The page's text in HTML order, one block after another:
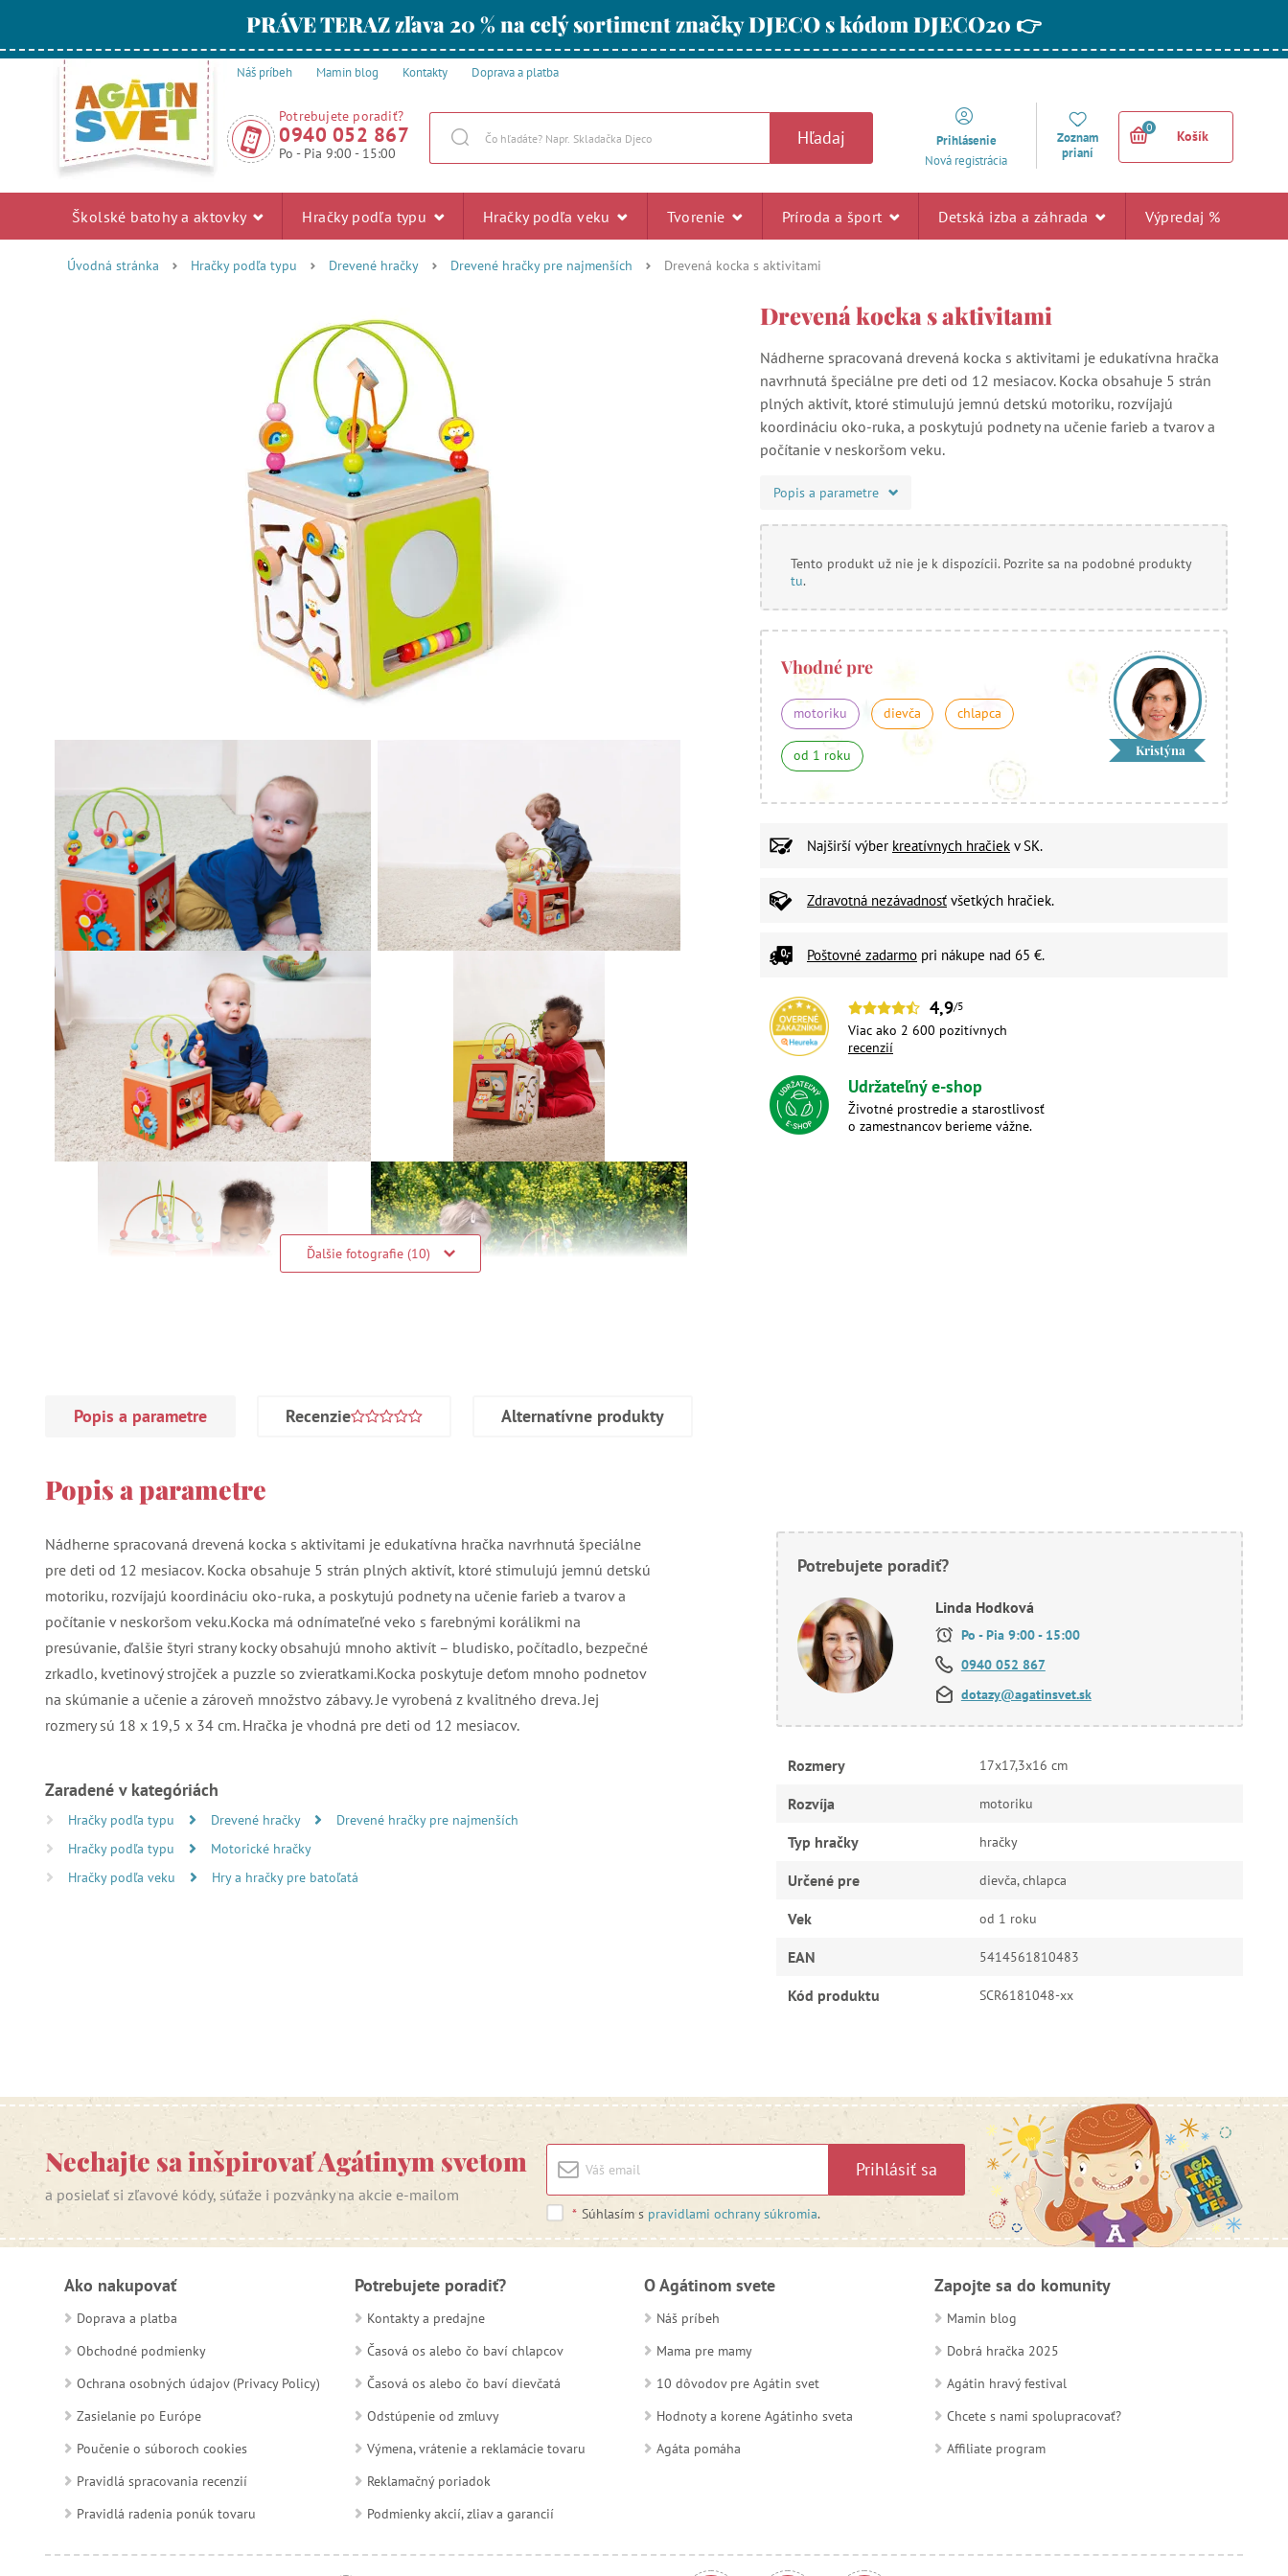
PRÁVE TERAZ zľava 20 % na celý sortiment značky DJECO s kódom DJECO20 👉
Náš príbeh Mamin blog Kontakty Doprava a platba
Potrebujete poradiť?
0940 052 867
Po - Pia 9:00 - 15:00
Hľadaj
Prihlásenie
Nová registrácia
Zoznam
prianí
0
Košík
Školské batohy a aktovky Hračky podľa typu Hračky podľa veku Tvorenie Príroda a šport Detská izba a záhrada Výpredaj %
Úvodná stránka Hračky podľa typu Drevené hračky Drevené hračky pre najmenších Drevená kocka s aktivitami
Ďalšie fotografie (10)
Drevená kocka s aktivitami
Nádherne spracovaná drevená kocka s aktivitami je edukatívna hračka
navrhnutá špeciálne pre deti od 12 mesiacov. Kocka obsahuje 5 strán
plných aktivít, ktoré stimulujú jemnú detskú motoriku, rozvíjajú
koordináciu oko-ruka, a poskytujú podnety na učenie farieb a tvarov a
počítanie v neskoršom veku.
Popis a parametre
Tento produkt už nie je k dispozícii. Pozrite sa na podobné produkty
tu.
Vhodné pre
motoriku dievča chlapca
od 1 roku Kristýna
Najširší výber kreatívnych hračiek v SK.
Zdravotná nezávadnosť všetkých hračiek.
Poštovné zadarmo pri nákupe nad 65 €.
4,9/5
Viac ako 2 600 pozitívnych
recenzií
Udržateľný e-shop
Životné prostredie a starostlivosť
o zamestnancov berieme vážne.
Popis a parametre Recenzie Alternatívne produkty
Popis a parametre
Nádherne spracovaná drevená kocka s aktivitami je edukatívna hračka navrhnutá špeciálne
pre deti od 12 mesiacov. Kocka obsahuje 5 strán plných aktivít, ktoré stimulujú jemnú detskú
motoriku, rozvíjajú koordináciu oko-ruka, a poskytujú podnety na učenie farieb a tvarov a
počítanie v neskoršom veku.Kocka má odnímateľné veko s farebnými korálikmi na
presúvanie, ďalšie štyri strany kocky obsahujú mnoho aktivít – bludisko, počítadlo, bezpečné
zrkadlo, kvetinový strojček a puzzle so zvieratkami.Kocka poskytuje deťom mnoho podnetov
na skúmanie a učenie a zároveň množstvo zábavy. Je vyrobená z kvalitného dreva. Jej
rozmery sú 18 x 19,5 x 34 cm. Hračka je vhodná pre deti od 12 mesiacov.
Zaradené v kategóriách
Hračky podľa typu Drevené hračky
Drevené hračky pre najmenších
Hračky podľa typu
Motorické hračky
Hračky podľa veku
Hry a hračky pre batoľatá
Potrebujete poradiť?
Linda Hodková
Po - Pia 9:00 - 15:00
0940 052 867
dotazy@agatinsvet.sk
Rozmery 17x17,3x16 cm
Rozvíja motoriku
Typ hračky hračky
Určené pre dievča, chlapca
Vek od 1 roku
EAN 5414561810483
Kód produktu SCR6181048-xx
Nechajte sa inšpirovať Agátinym svetom
a posielať si zľavové kódy, súťaže i pozvánky na akcie e-mailom
Prihlásiť sa
* Súhlasím s pravidlami ochrany súkromia.
Ako nakupovať
Doprava a platba
Obchodné podmienky
Ochrana osobných údajov (Privacy Policy)
Zasielanie po Európe
Poučenie o súboroch cookies
Pravidlá spracovania recenzií
Pravidlá radenia ponúk tovaru
Potrebujete poradiť?
Kontakty a predajne
Časová os alebo čo baví chlapcov
Časová os alebo čo baví dievčatá
Odstúpenie od zmluvy
Výmena, vrátenie a reklamácie tovaru
Reklamačný poriadok
Podmienky akcií, zliav a garancií
O Agátinom svete
Náš príbeh
Mama pre mamy
10 dôvodov pre Agátin svet
Hodnoty a korene Agátinho sveta
Agáta pomáha
Zapojte sa do komunity
Mamin blog
Dobrá hračka 2025
Agátin hravý festival
Chcete s nami spolupracovať?
Affiliate program